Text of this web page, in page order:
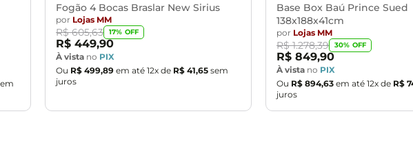
Fogão 4 Bocas Braslar New Sirius
por Lojas MM
R$ 605,63 17% OFF
R$ 449,90
À vista no PIX
Ou R$ 499,89 em até 12x de R$ 41,65 sem
juros
Base Box Baú Prince Sued
138x188x41cm
por Lojas MM
R$ 1.278,39 30% OFF
R$ 849,90
À vista no PIX
Ou R$ 894,63 em até 12x de R$
juros